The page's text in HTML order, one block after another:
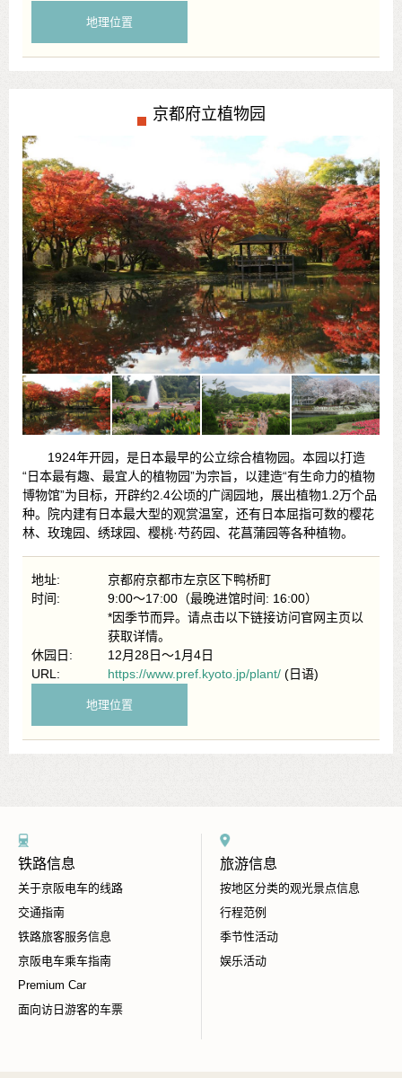
地理位置
京都府立植物园
1924年开园，是日本最早的公立综合植物园。本园以打造
“日本最有趣、最宜人的植物园”为宗旨，以建造“有生命力的植物
博物馆”为目标，开辟约2.4公顷的广阔园地，展出植物1.2万个品
种。院内建有日本最大型的观赏温室，还有日本屈指可数的樱花
林、玫瑰园、绣球园、樱桃·芍药园、花菖蒲园等各种植物。
地址:
京都府京都市左京区下鸭桥町
时间:
9:00～17:00（最晚进馆时间: 16:00）
*因季节而异。请点击以下链接访问官网主页以
获取详情。
休园日:
12月28日～1月4日
URL:
https://www.pref.kyoto.jp/plant/ (日语)
地理位置
铁路信息
关于京阪电车的线路
交通指南
铁路旅客服务信息
京阪电车乘车指南
Premium Car
面向访日游客的车票
旅游信息
按地区分类的观光景点信息
行程范例
季节性活动
娱乐活动